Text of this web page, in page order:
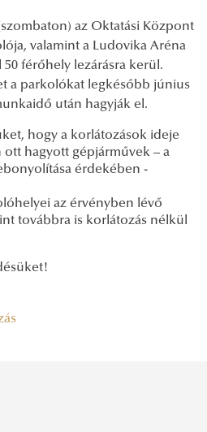
az Oktatási Központ
valamint a Ludovika Aréna
férőhely lezárásra kerül.
a parkolókat legkésőbb június
után hagyják el.
hogy a korlátozások ideje
hagyott gépjárművek – a
érdekében -
az érvényben lévő
továbbra is korlátozás nélkül